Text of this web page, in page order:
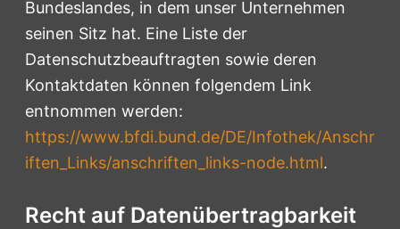
Bundeslandes, in dem unser Unternehmen
seinen Sitz hat. Eine Liste der
Datenschutzbeauftragten sowie deren
Kontaktdaten können folgendem Link
entnommen werden:
https://www.bfdi.bund.de/DE/Infothek/Anschr
iften_Links/anschriften_links-node.html.
Recht auf Datenübertragbarkeit